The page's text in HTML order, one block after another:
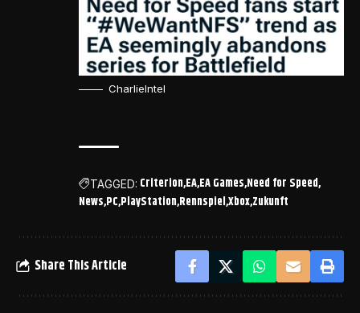
CharlieIntel
TAGGED: Criterion EAEA Games Need for Speed
News PC PlayStation RennspielXboxZukunft
Share This Article